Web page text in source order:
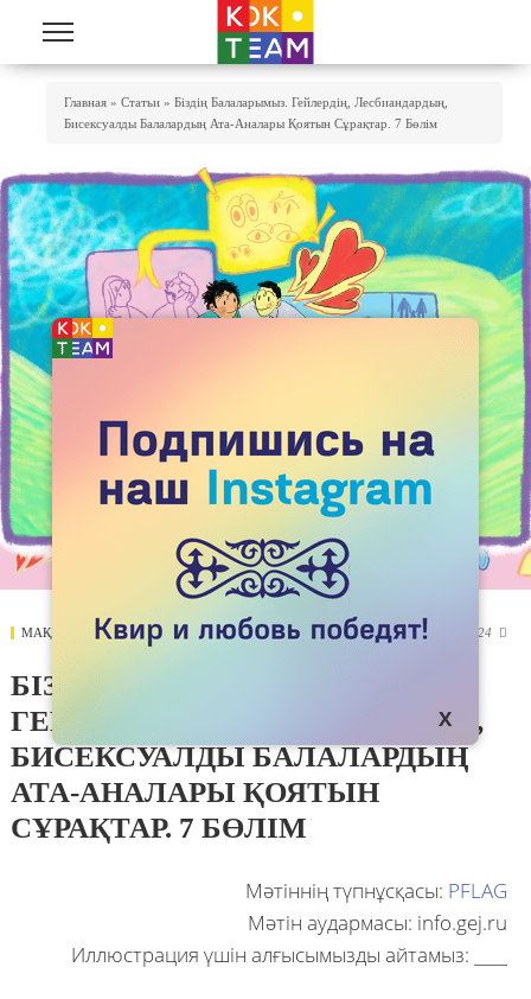
Главная » Статьи » Біздің Балаларымыз. Гейлердің, Лесбиандардың,
Бисексуалды Балалардың Ата-Аналары Қоятын Сұрақтар. 7 Бөлім
МАҚАЛАЛАР 26 MAY 2021 1324 
БІЗДІҢ БАЛАЛАРЫМЫЗ.
ГЕЙЛЕРДІҢ, ЛЕСБИАНДАРДЫҢ,
БИСЕКСУАЛДЫ БАЛАЛАРДЫҢ
АТА-АНАЛАРЫ ҚОЯТЫН
СҰРАҚТАР. 7 БӨЛІМ
Мәтіннің түпнұсқасы: PFLAG
Мәтін аудармасы: info.gej.ru
Иллюстрация үшін алғысымызды айтамыз: ____